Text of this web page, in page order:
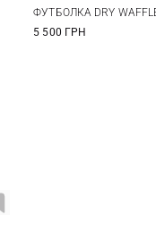
S M
ФУТБОЛКА DRY
5 500 ГРН